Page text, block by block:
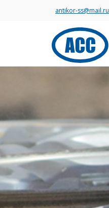
antikor-ss@mail.ru